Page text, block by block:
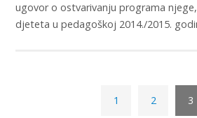
ugovor o ostvarivanju programa
djeteta u pedagoškoj 2014./2015.
1 2 3